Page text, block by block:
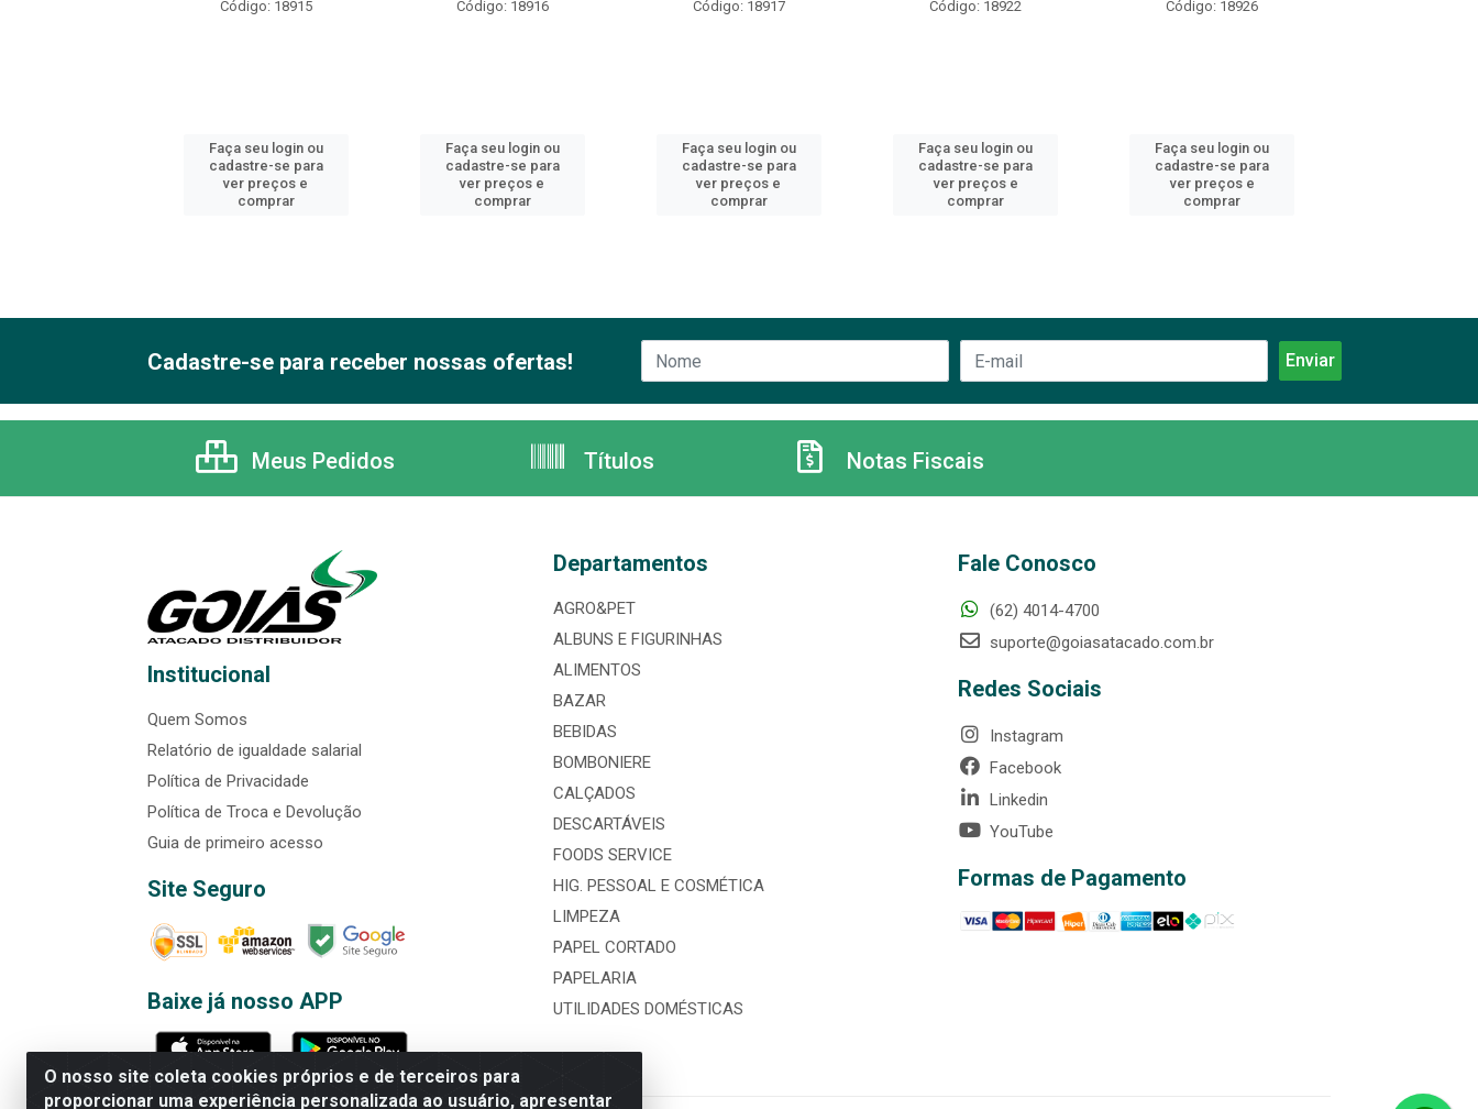
Código: 18915
Faça seu login ou
cadastre-se para
ver preços e
comprar
Código: 18916
Faça seu login ou
cadastre-se para
ver preços e
comprar
Código: 18917
Faça seu login ou
cadastre-se para
ver preços e
comprar
Código: 18922
Faça seu login ou
cadastre-se para
ver preços e
comprar
Código: 18926
Faça seu login ou
cadastre-se para
ver preços e
comprar
O nosso site coleta cookies próprios e de terceiros para
proporcionar uma experiência personalizada ao usuário, apresentar
Cadastre-se para receber nossas ofertas!
Meus Pedidos Títulos Notas Fiscais
Institucional
Quem Somos
Relatório de igualdade salarial
Política de Privacidade
Política de Troca e Devolução
Guia de primeiro acesso
Site Seguro
Baixe já nosso APP
Departamentos
AGRO&PET
ALBUNS E FIGURINHAS
ALIMENTOS
BAZAR
BEBIDAS
BOMBONIERE
CALÇADOS
DESCARTÁVEIS
FOODS SERVICE
HIG. PESSOAL E COSMÉTICA
LIMPEZA
PAPEL CORTADO
PAPELARIA
UTILIDADES DOMÉSTICAS
Fale Conosco
(62) 4014-4700
suporte@goiasatacado.com.br
Redes Sociais
Instagram
Facebook
Linkedin
YouTube
Formas de Pagamento